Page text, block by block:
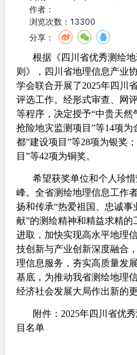
作者：
浏览次数：13300
分享：
根据《四川省优秀测绘
则》，四川省地理信息产业
学会联合开展了2025年四川
评选工作。经形式审查、网
等程序，决定授予“中贵天然
抢险地灾监测项目”等14项
都”建设项目”等28项为银奖
目”等42项为铜奖。
希望获奖单位和个人珍
峰。全省测绘地理信息工作
扬和传承“热爱祖国、忠诚事
献”的测绘精神和精益求精
进取，加快实现高水平地理
技创新与产业创新深度融合
理信息服务，夯实高质量发
基底，为推动我省测绘地理
经济社会发展大局作出新的
附件：2025年四川省优
目名单